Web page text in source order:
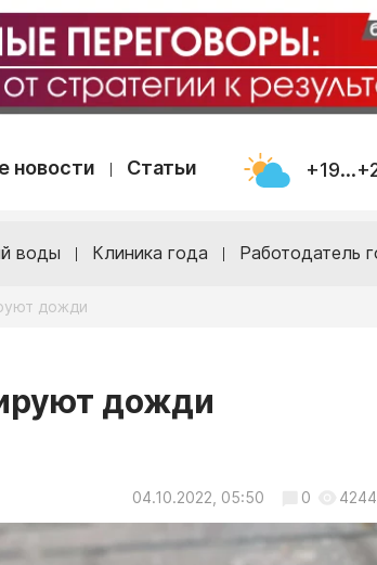
новости Статьи
воды Клиника года Работодатель
дожди
дожди
04.10.2022, 05:50 0 4244